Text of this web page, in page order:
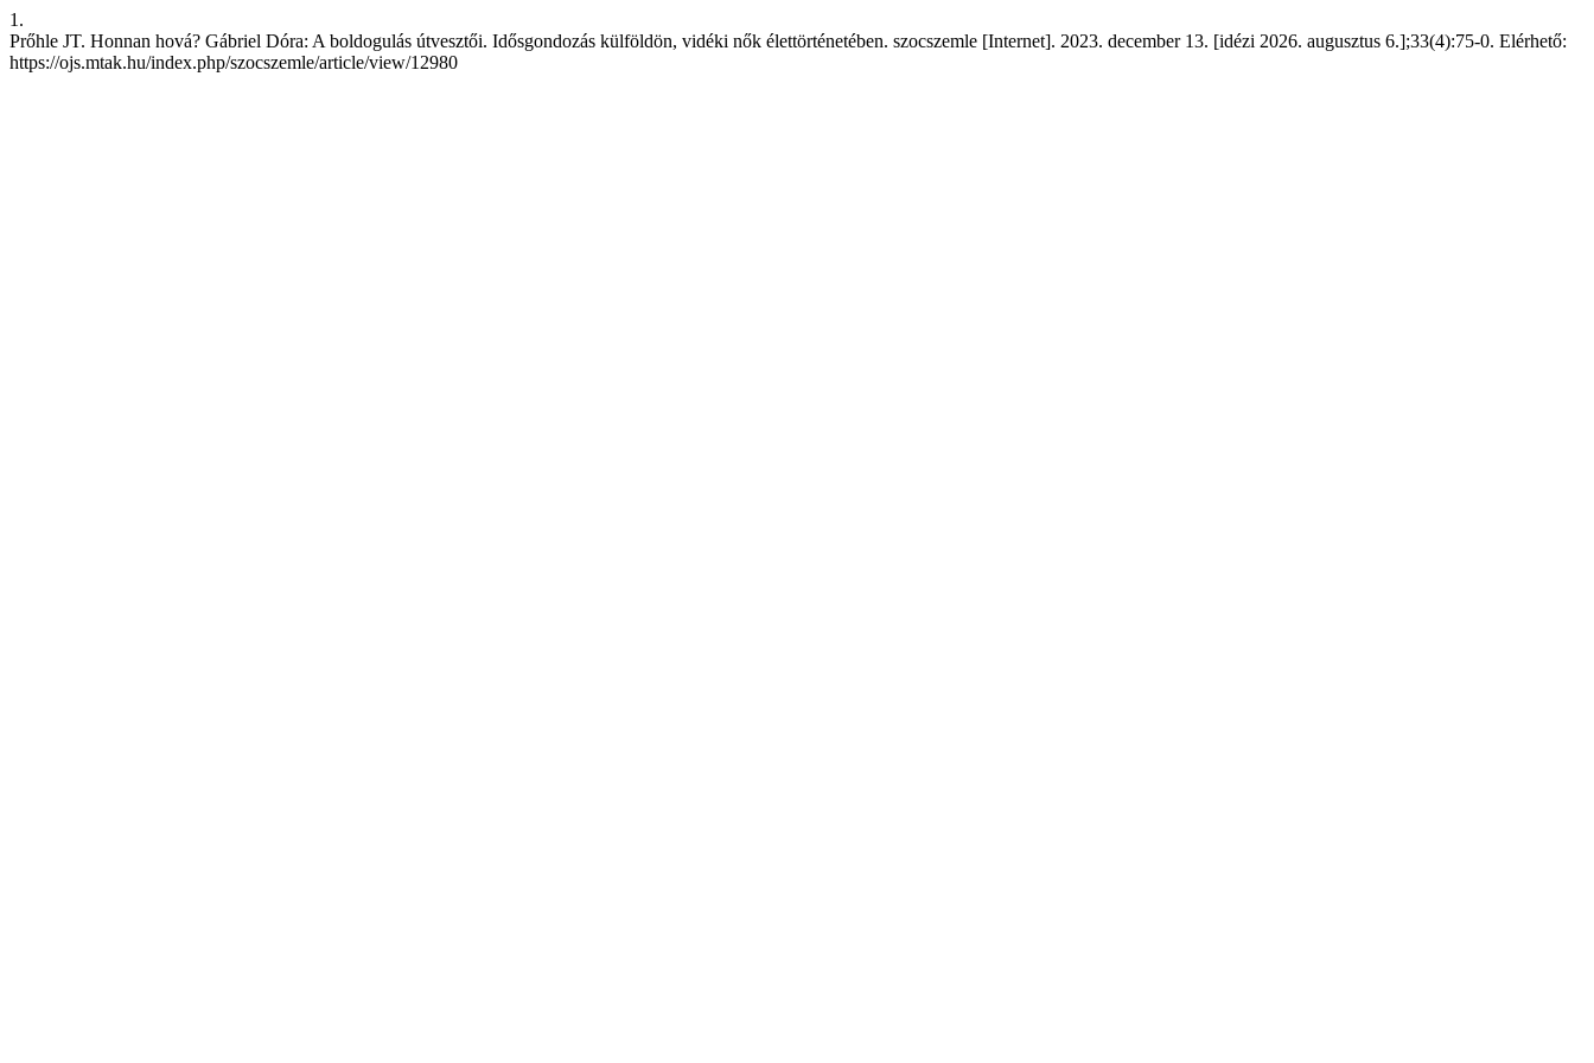
1.
Prőhle JT. Honnan hová? Gábriel Dóra: A boldogulás útvesztői. Idősgondozás külföldön, vidéki nők élettörténetében. szocszemle [Internet]. 2023. december 13. [idézi 2026. augusztus 6.];33(4):75-0. Elérhető:
https://ojs.mtak.hu/index.php/szocszemle/article/view/12980